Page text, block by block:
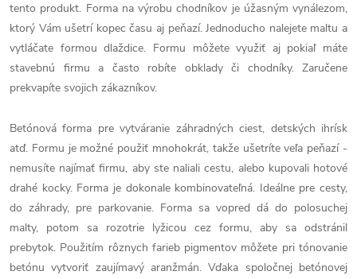
tento produkt. Forma na výrobu chodníkov je úžasným vynálezom,
ktorý Vám ušetrí kopec času aj peňazí. Jednoducho nalejete maltu a
vytláčate formou dlaždice. Formu môžete využiť aj pokiaľ máte
stavebnú firmu a často robíte obklady či chodníky. Zaručene
prekvapíte svojich zákazníkov.
Betónová forma pre vytváranie záhradných ciest, detských ihrísk
atď. Formu je možné použiť mnohokrát, takže ušetríte veľa peňazí -
nemusíte najímať firmu, aby ste naliali cestu, alebo kupovali hotové
drahé kocky. Forma je dokonale kombinovateľná. Ideálne pre cesty,
do záhrady, pre parkovanie. Forma sa vopred dá do polosuchej
malty, potom sa rozotrie lyžicou cez formu, aby sa odstránil
prebytok. Použitím rôznych farieb pigmentov môžete pri tónovanie
betónu vytvoriť zaujímavý aranžmán. Vďaka spoločnej betónovej